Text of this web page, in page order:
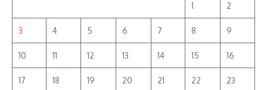
1 2
3 4 5 6 7 8 9
10 11 12 13 14 15 16
17 18 19 20 21 22 23